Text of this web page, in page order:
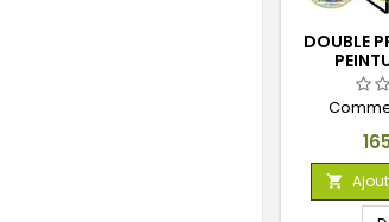
DOUBLE
Prix
